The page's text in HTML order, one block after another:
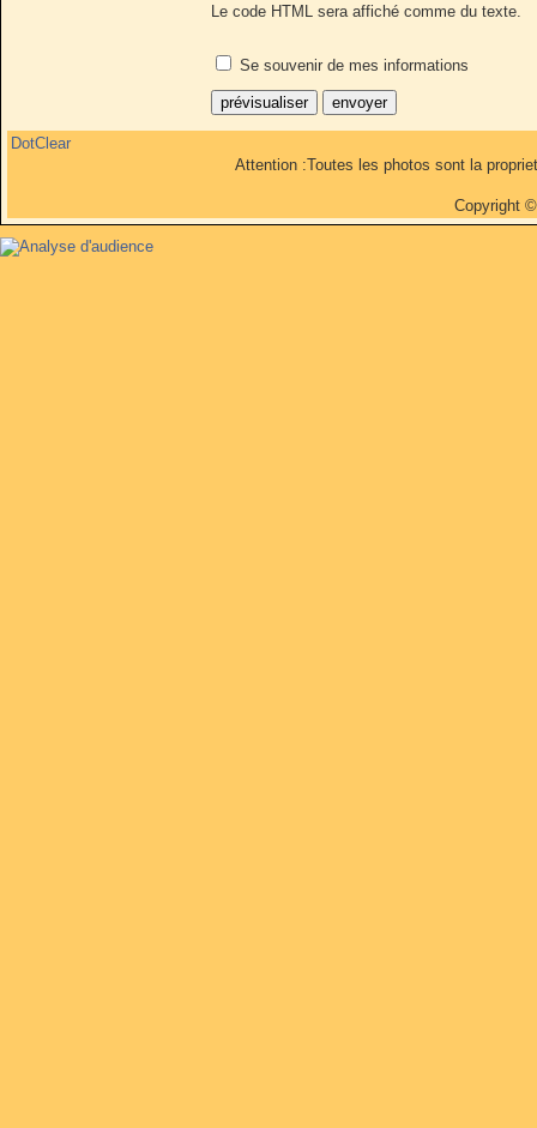
Le code HTML sera affiché comme du texte.
Se souvenir de mes informations
DotClear
Attention :Toutes les photos sont la
Copyright